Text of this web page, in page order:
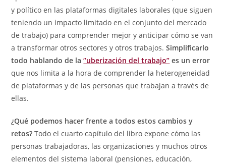
y político en las plataformas digitales laborales (que siguen
teniendo un impacto limitado en el conjunto del mercado
de trabajo) para comprender mejor y anticipar cómo se van
a transformar otros sectores y otros trabajos.Simplificarlo
todo hablando de la“uberización del trabajo” es un error
que nos limita a la hora de comprender la heterogeneidad
de plataformas y de las personas que trabajan a través de
ellas.
¿Qué podemos hacer frente a todos estos cambios y
retos? Todo el cuarto capítulo del libro expone cómo las
personas trabajadoras, las organizaciones y muchos otros
elementos del sistema laboral (pensiones, educación,